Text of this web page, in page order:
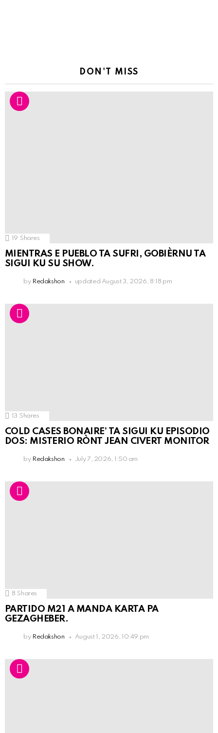
DON'T MISS
19 Shares
MIENTRAS E PUEBLO TA SUFRI, GOBIÈRNU TA
SIGUI KU SU SHOW.
by Redakshon updated August 3, 2026, 8:18 pm
13 Shares
COLD CASES BONAIRE’ TA SIGUI KU EPISODIO
DOS: MISTERIO RÒNT JEAN CIVERT MONITOR
by Redakshon July 7, 2026, 1:50 am
8 Shares
PARTIDO M21 A MANDA KARTA PA
GEZAGHEBER.
by Redakshon August 1, 2026, 10:49 pm